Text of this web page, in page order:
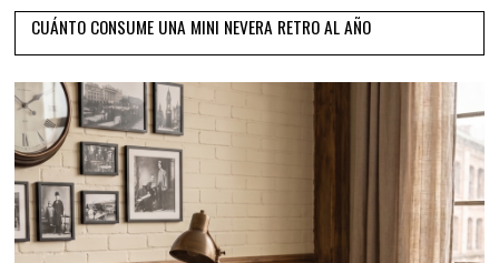
CUÁNTO CONSUME UNA MINI NEVERA RETRO AL AÑO